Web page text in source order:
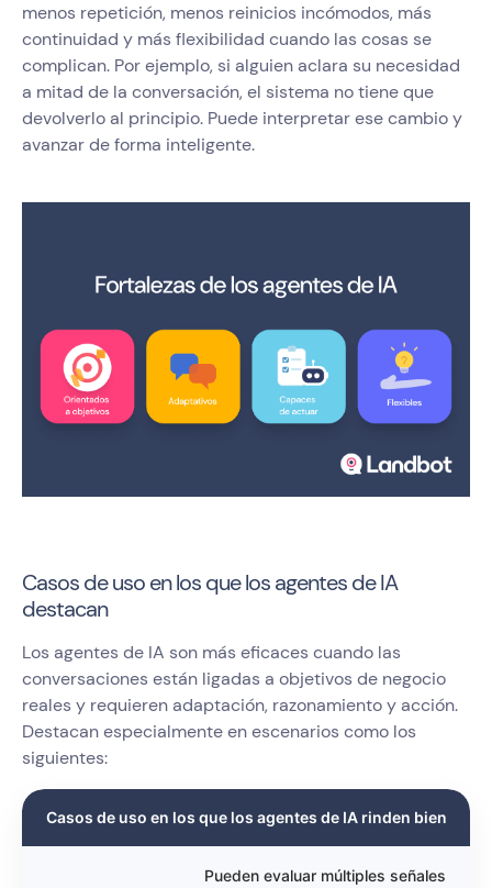
menos repetición, menos reinicios incómodos, más
continuidad y más flexibilidad cuando las cosas se
complican. Por ejemplo, si alguien aclara su necesidad
a mitad de la conversación, el sistema no tiene que
devolverlo al principio. Puede interpretar ese cambio y
avanzar de forma inteligente.
Casos de uso en los que los agentes de IA
destacan
Los agentes de IA son más eficaces cuando las
conversaciones están ligadas a objetivos de negocio
reales y requieren adaptación, razonamiento y acción.
Destacan especialmente en escenarios como los
siguientes:
Casos de uso en los que los agentes de IA rinden bien
Pueden evaluar múltiples señales